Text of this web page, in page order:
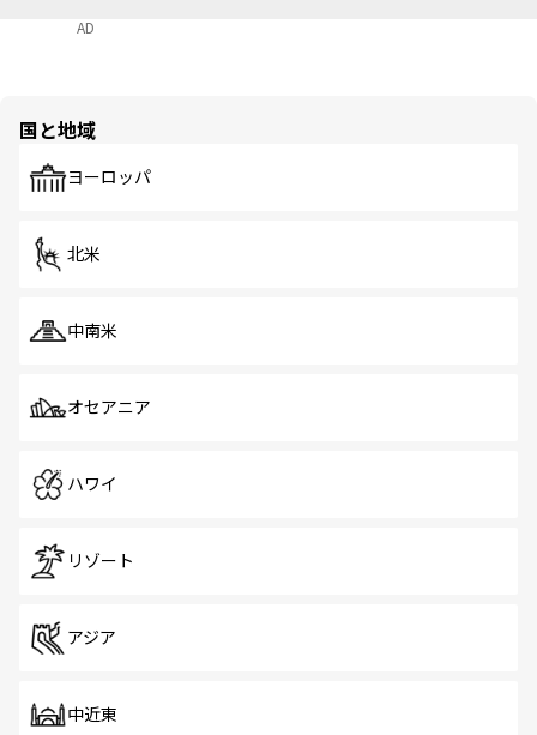
AD
国と地域
ヨーロッパ
北米
中南米
オセアニア
ハワイ
リゾート
アジア
中近東